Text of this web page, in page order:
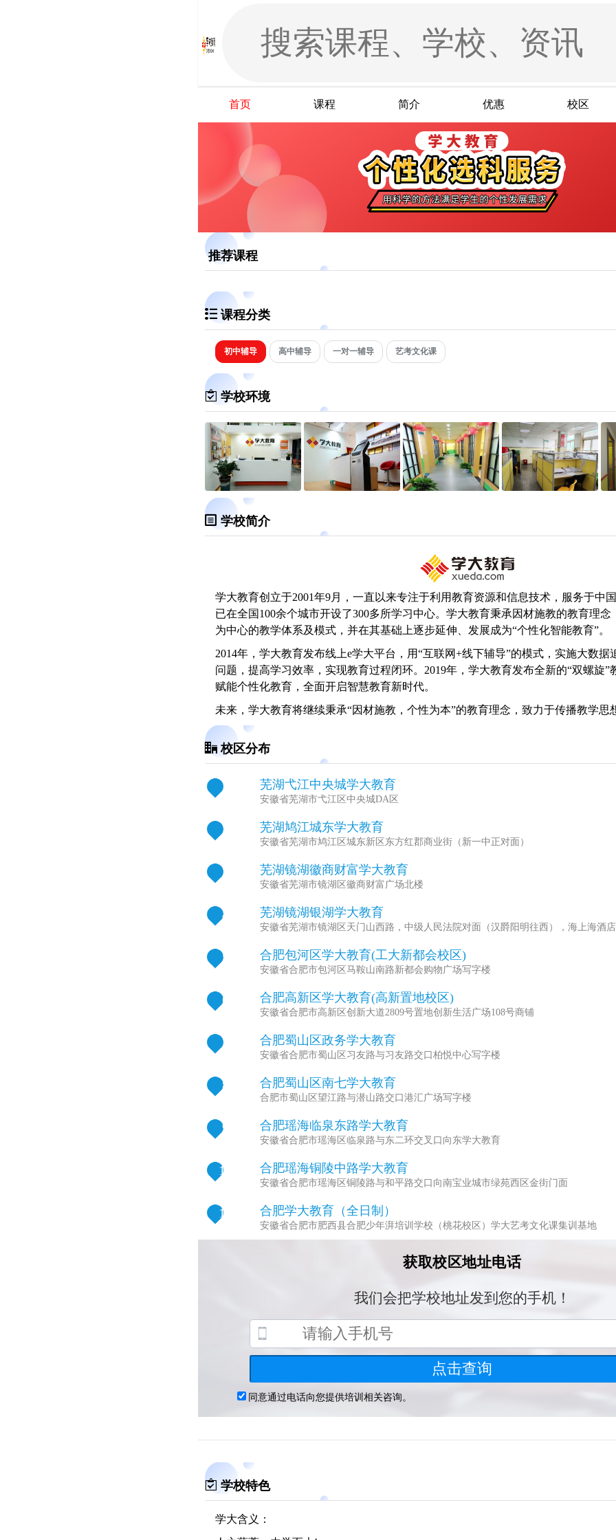
首页 课程 简介 优惠 校区
推荐课程
课程分类
初中辅导 高中辅导 一对一辅导 艺考文化课
学校环境
学校简介
学大教育创立于2001年9月，一直以来专注于利用教育资源和信息技术，服务于中
已在全国100余个城市开设了300多所学习中心。学大教育秉承因材施教的教育理
为中心的教学体系及模式，并在其基础上逐步延伸、发展成为“个性化智能教育”。
2014年，学大教育发布线上e学大平台，用“互联网+线下辅导”的模式，实施大数据
问题，提高学习效率，实现教育过程闭环。2019年，学大教育发布全新的“双螺旋”
赋能个性化教育，全面开启智慧教育新时代。
未来，学大教育将继续秉承“因材施教，个性为本”的教育理念，致力于传播教学思
开发教学产品，提供有益的教学服务。
校区分布
1 芜湖弋江中央城学大教育
安徽省芜湖市弋江区中央城DA区
2 芜湖鸠江城东学大教育
安徽省芜湖市鸠江区城东新区东方红郡商业街（新一中正对面）
3 芜湖镜湖徽商财富学大教育
安徽省芜湖市镜湖区徽商财富广场北楼
4 芜湖镜湖银湖学大教育
安徽省芜湖市镜湖区天门山西路，中级人民法院对面（汉爵阳明往西），海上海酒
5 合肥包河区学大教育(工大新都会校区)
安徽省合肥市包河区马鞍山南路新都会购物广场写字楼
6 合肥高新区学大教育(高新置地校区)
安徽省合肥市高新区创新大道2809号置地创新生活广场108号商铺
7 合肥蜀山区政务学大教育
安徽省合肥市蜀山区习友路与习友路交口柏悦中心写字楼
8 合肥蜀山区南七学大教育
合肥市蜀山区望江路与潜山路交口港汇广场写字楼
9 合肥瑶海临泉东路学大教育
安徽省合肥市瑶海区临泉路与东二环交叉口向东学大教育
10 合肥瑶海铜陵中路学大教育
安徽省合肥市瑶海区铜陵路与和平路交口向南宝业城市绿苑西区金街门面
11 合肥学大教育（全日制）
安徽省合肥市肥西县合肥少年湃培训学校（桃花校区）学大艺考文化课集训基地
学校特色
学大含义：